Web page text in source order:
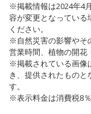
※掲載情報は2024年4
容が変更となっている
ください。
※自然災害の影響やそ
営業時間、植物の開花
※掲載されている画像
き、提供されたもの
す。
※表示料金は消費税8